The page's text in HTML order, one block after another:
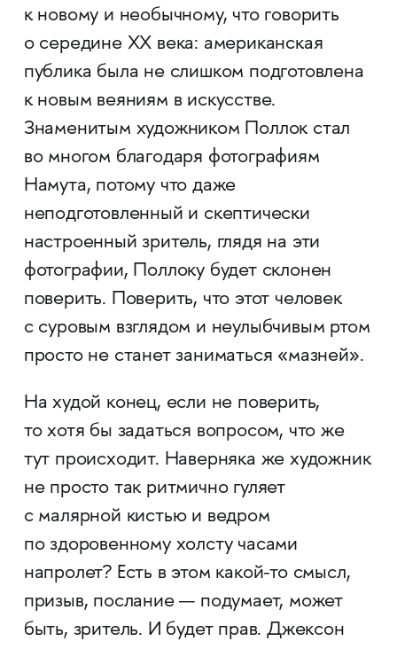
к новому и необычному, что говорить
о середине XX века: американская
публика была не слишком подготовлена
к новым веяниям в искусстве.
Знаменитым художником Поллок стал
во многом благодаря фотографиям
Намута, потому что даже
неподготовленный и скептически
настроенный зритель, глядя на эти
фотографии, Поллоку будет склонен
поверить. Поверить, что этот человек
с суровым взглядом и неулыбчивым ртом
просто не станет заниматься «мазней».
На худой конец, если не поверить,
то хотя бы задаться вопросом, что же
тут происходит. Наверняка же художник
не просто так ритмично гуляет
с малярной кистью и ведром
по здоровенному холсту часами
напролет? Есть в этом какой-то смысл,
призыв, послание — подумает, может
быть, зритель. И будет прав. Джексон